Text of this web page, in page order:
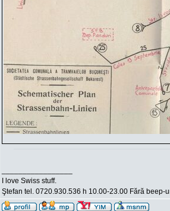
I love Swiss stuff.
Ştefan tel. 0720.930.536 h 10.00-23.00 Fără beep-